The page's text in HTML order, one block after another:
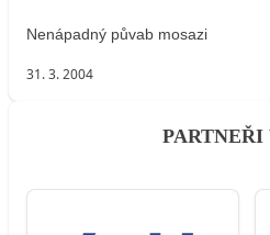
Nenápadný půvab mosazi
31. 3. 2004
PARTNEŘI